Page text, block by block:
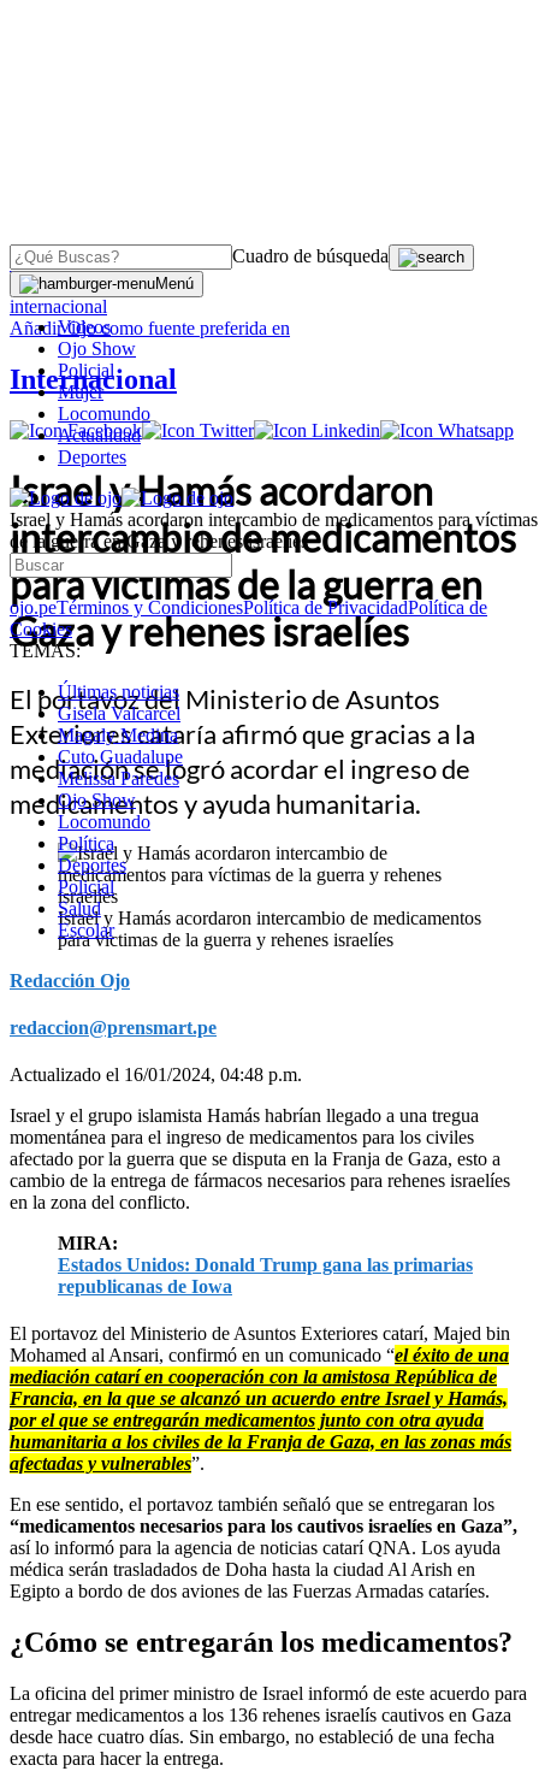
Cuadro de búsqueda
Menú
Videos
Ojo Show
Policial
Mujer
Locomundo
Actualidad
Deportes
Israel y Hamás acordaron intercambio de medicamentos para víctimas
de la guerra en Gaza y rehenes israelíes
ojo.peTérminos y CondicionesPolítica de PrivacidadPolítica de
Cookies
TEMAS:
Últimas noticias
Gisela Valcarcel
Magaly Medina
Cuto Guadalupe
Melissa Paredes
Ojo Show
Locomundo
Política
Deportes
Policial
Salud
Escolar
OJO
internacional
AñadirOjocomo fuente preferida en
Internacional
Israel y Hamás acordaron
intercambio de medicamentos
para víctimas de la guerra en
Gaza y rehenes israelíes
El portavoz del Ministerio de Asuntos
Exteriores cataría afirmó que gracias a la
mediación se logró acordar el ingreso de
medicamentos y ayuda humanitaria.
Israel y Hamás acordaron intercambio de medicamentos
para víctimas de la guerra y rehenes israelíes
Redacción Ojo
redaccion@prensmart.pe
Actualizado el 16/01/2024, 04:48 p.m.
Israel y el grupo islamista Hamás habrían llegado a una tregua
momentánea para el ingreso de medicamentos para los civiles
afectado por la guerra que se disputa en la Franja de Gaza, esto a
cambio de la entrega de fármacos necesarios para rehenes israelíes
en la zona del conflicto.
MIRA:
Estados Unidos: Donald Trump gana las primarias
republicanas de Iowa
El portavoz del Ministerio de Asuntos Exteriores catarí, Majed bin
Mohamed al Ansari, confirmó en un comunicado “el éxito de una
mediación catarí en cooperación con la amistosa República de
Francia, en la que se alcanzó un acuerdo entre Israel y Hamás,
por el que se entregarán medicamentos junto con otra ayuda
humanitaria a los civiles de la Franja de Gaza, en las zonas más
afectadas y vulnerables”.
En ese sentido, el portavoz también señaló que se entregaran los
“medicamentos necesarios para los cautivos israelíes en Gaza”,
así lo informó para la agencia de noticias catarí QNA. Los ayuda
médica serán trasladados de Doha hasta la ciudad Al Arish en
Egipto a bordo de dos aviones de las Fuerzas Armadas cataríes.
¿Cómo se entregarán los medicamentos?
La oficina del primer ministro de Israel informó de este acuerdo para
entregar medicamentos a los 136 rehenes israelís cautivos en Gaza
desde hace cuatro días. Sin embargo, no estableció de una fecha
exacta para hacer la entrega.